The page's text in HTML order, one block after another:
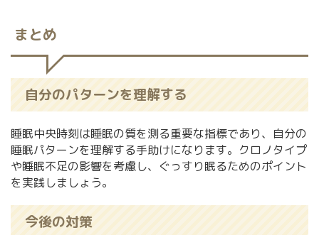
まとめ
自分のパターンを理解する
睡眠中央時刻は睡眠の質を測る重要な指標であり、自分の
睡眠パターンを理解する手助けになります。クロノタイプ
や睡眠不足の影響を考慮し、ぐっすり眠るためのポイント
を実践しましょう。
今後の対策